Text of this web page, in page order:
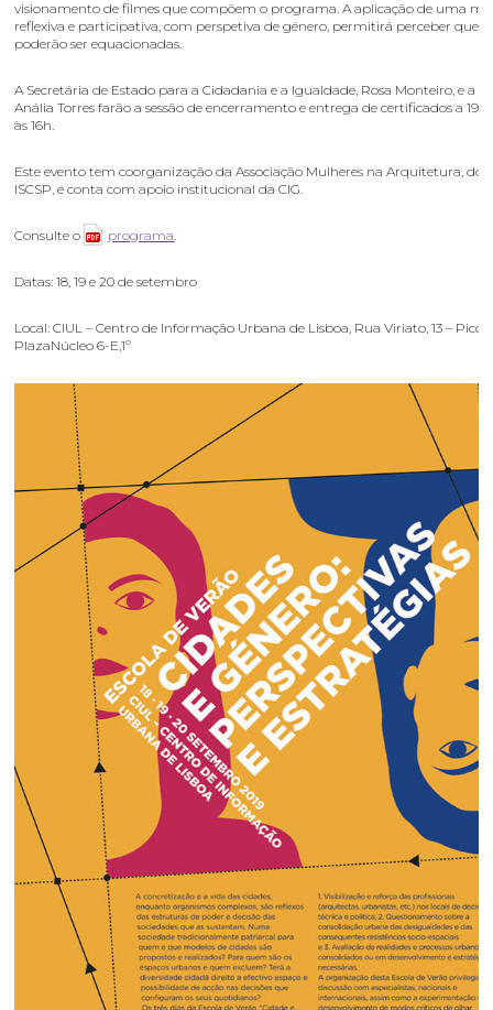
visionamento de filmes que compõem o programa. A aplicação de uma
reflexiva e participativa, com perspetiva de género, permitirá perceber que
poderão ser equacionadas.
A Secretária de Estado para a Cidadania e a Igualdade, Rosa Monteiro, e a
Anália Torres farão a sessão de encerramento e entrega de certificados a 19
às 16h.
Este evento tem coorganização da Associação Mulheres na Arquitetura, do
ISCSP, e conta com apoio institucional da CIG.
Consulte o programa.
Datas: 18, 19 e 20 de setembro
Local: CIUL – Centro de Informação Urbana de Lisboa, Rua Viriato, 13 –
PlazaNúcleo 6-E,1º